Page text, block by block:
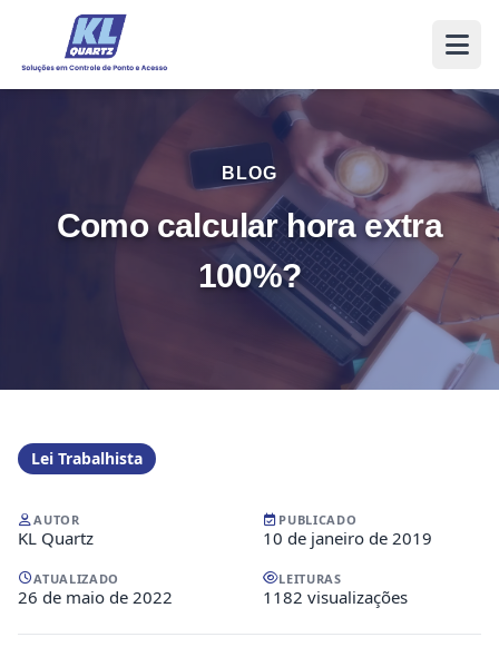
BLOG
Como calcular hora extra
100%?
Lei Trabalhista
AUTOR
KL Quartz
PUBLICADO
10 de janeiro de 2019
ATUALIZADO
26 de maio de 2022
LEITURAS
1182 visualizações